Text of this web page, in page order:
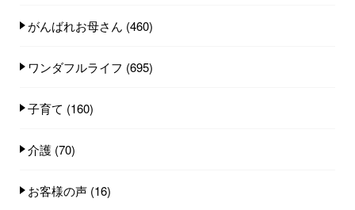
がんばれお母さん (460)
ワンダフルライフ (695)
子育て (160)
介護 (70)
お客様の声 (16)